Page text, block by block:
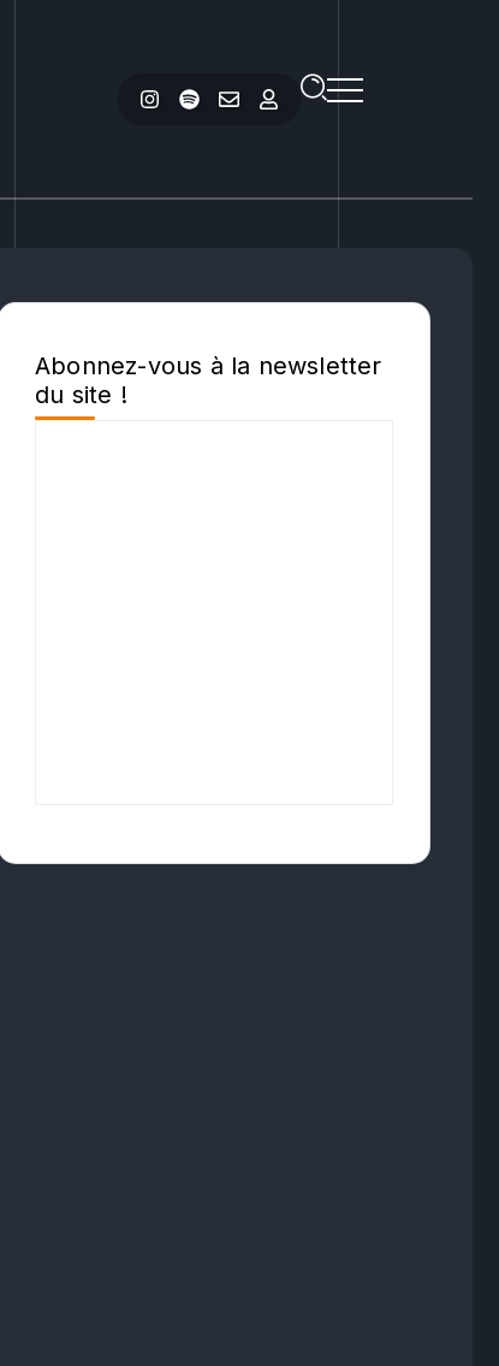
Abonnez-vous à la newsletter
du site !